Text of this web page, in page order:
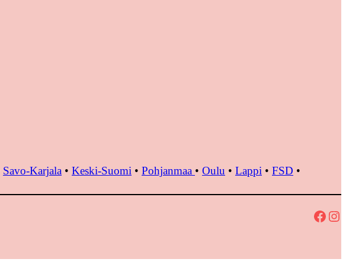
Savo-Karjala • Keski-Suomi • Pohjanmaa • Oulu • Lappi • FSD •
Facebook Instagram